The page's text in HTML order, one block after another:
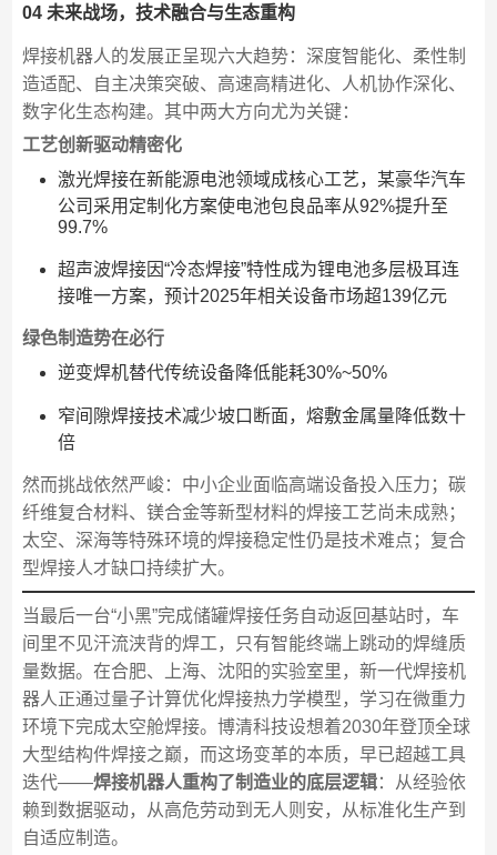
04 未来战场，技术融合与生态重构
焊接机器人的发展正呈现六大趋势：深度智能化、柔性制
造适配、自主决策突破、高速高精进化、人机协作深化、
数字化生态构建。其中两大方向尤为关键：
工艺创新驱动精密化
激光焊接在新能源电池领域成核心工艺，某豪华汽车
公司采用定制化方案使电池包良品率从92%提升至
99.7%
超声波焊接因“冷态焊接”特性成为锂电池多层极耳连
接唯一方案，预计2025年相关设备市场超139亿元
绿色制造势在必行
逆变焊机替代传统设备降低能耗30%~50%
窄间隙焊接技术减少坡口断面，熔敷金属量降低数十
倍
然而挑战依然严峻：中小企业面临高端设备投入压力；碳
纤维复合材料、镁合金等新型材料的焊接工艺尚未成熟；
太空、深海等特殊环境的焊接稳定性仍是技术难点；复合
型焊接人才缺口持续扩大。
当最后一台“小黑”完成储罐焊接任务自动返回基站时，车
间里不见汗流浃背的焊工，只有智能终端上跳动的焊缝质
量数据。在合肥、上海、沈阳的实验室里，新一代焊接机
器人正通过量子计算优化焊接热力学模型，学习在微重力
环境下完成太空舱焊接。博清科技设想着2030年登顶全球
大型结构件焊接之巅，而这场变革的本质，早已超越工具
迭代——焊接机器人重构了制造业的底层逻辑：从经验依
赖到数据驱动，从高危劳动到无人则安，从标准化生产到
自适应制造。